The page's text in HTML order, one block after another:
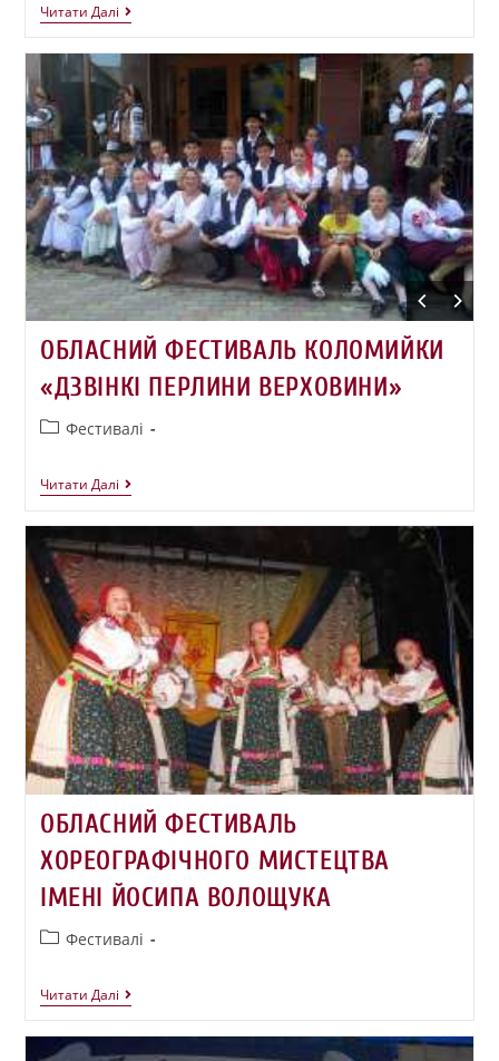
Читати Далі
ОБЛАСНИЙ ФЕСТИВАЛЬ КОЛОМИЙКИ
«ДЗВІНКІ ПЕРЛИНИ ВЕРХОВИНИ»
Фестивалі
Читати Далі
ОБЛАСНИЙ ФЕСТИВАЛЬ
ХОРЕОГРАФІЧНОГО МИСТЕЦТВА
ІМЕНІ ЙОСИПА ВОЛОЩУКА
Фестивалі
Читати Далі